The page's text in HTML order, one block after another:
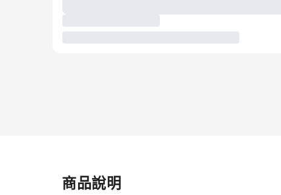
商品說明